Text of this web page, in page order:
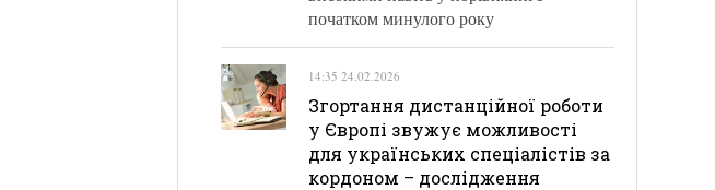
початком минулого року
14:35 24.02.2026
Згортання дистанційної роботи
у Європі звужує можливості
для українських спеціалістів за
кордоном – дослідження